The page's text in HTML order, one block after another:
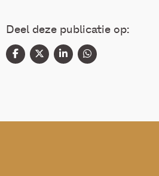
Deel deze publicatie op: